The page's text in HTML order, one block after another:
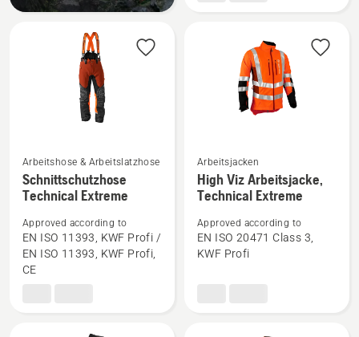
Mehr
Details
Schnittschutzhose
Technical
Extreme
Arbeitshose & Arbeitslatzhose
Schnittschutzhose
Technical Extreme
Approved according to
EN ISO 11393, KWF Profi /
EN ISO 11393, KWF Profi,
CE
Mehr
Details
High
Viz
Arbeitsjacken
High Viz Arbeitsjacke,
Technical Extreme
Approved according to
EN ISO 20471 Class 3,
KWF Profi